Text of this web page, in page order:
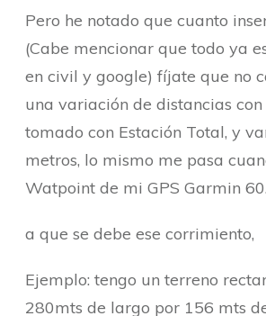
Pero he notado que cuanto
(Cabe mencionar que todo ya
en civil y google) fíjate que no
una variación de distancias
tomado con Estación Total, y
metros, lo mismo me pasa
Watpoint de mi GPS Garmin 60.
a que se debe ese corrimiento,
Ejemplo: tengo un terreno
280mts de largo por 156 mts